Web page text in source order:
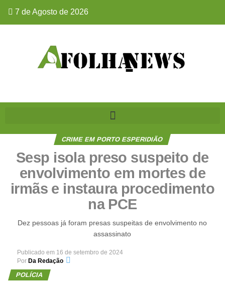
7 de Agosto de 2026
CRIME EM PORTO ESPERIDIÃO
Sesp isola preso suspeito de
envolvimento em mortes de
irmãs e instaura procedimento
na PCE
Dez pessoas já foram presas suspeitas de envolvimento no
assassinato
Publicado em 16 de setembro de 2024
Por Da Redação
POLÍCIA